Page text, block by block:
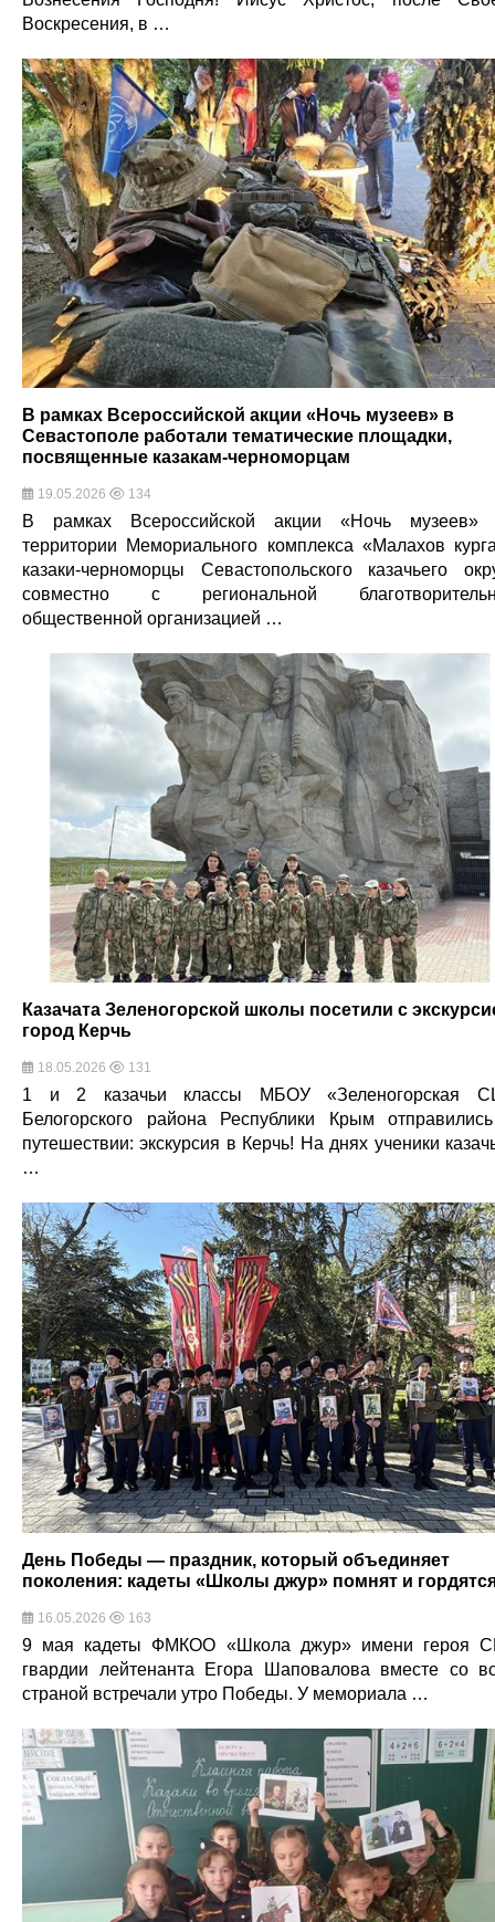
Воскресения, в …
В рамках Всероссийской акции «Ночь музеев» в
Севастополе работали тематические площадки,
посвященные казакам-черноморцам
19.05.2026 134
В рамках Всероссийской акции «Ночь музеев»
территории Мемориального комплекса «Малахов
казаки-черноморцы Севастопольского казачьего
совместно с региональной
общественной организацией …
Казачата Зеленогорской школы посетили с
город Керчь
18.05.2026 131
1 и 2 казачьи классы МБОУ «Зеленогорская
Белогорского района Республики Крым
путешествии: экскурсия в Керчь! На днях ученики
…
День Победы — праздник, который объединяет
поколения: кадеты «Школы джур» помнят и
16.05.2026 163
9 мая кадеты ФМКОО «Школа джур» имени героя
гвардии лейтенанта Егора Шаповалова вместе со
страной встречали утро Победы. У мемориала …